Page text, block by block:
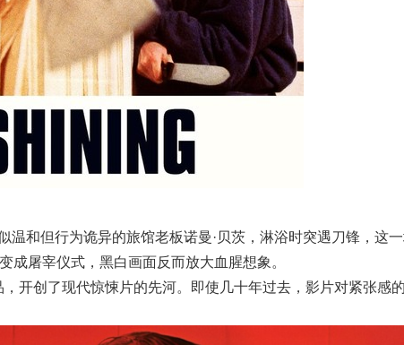
和但行为诡异的旅馆老板诺曼·贝茨，淋浴时突遇刀锋，这
成屠宰仪式，黑白画面反而放大血腥想象。
开创了现代惊悚片的先河。即使几十年过去，影片对紧张感